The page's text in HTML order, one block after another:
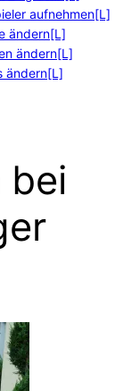
aufnehmen[L]
ändern[L]
ändern[L]
ändern[L]
bei